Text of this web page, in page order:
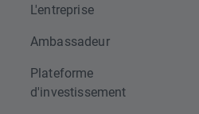
L'entreprise
Ambassadeur
Plateforme
d'investissement